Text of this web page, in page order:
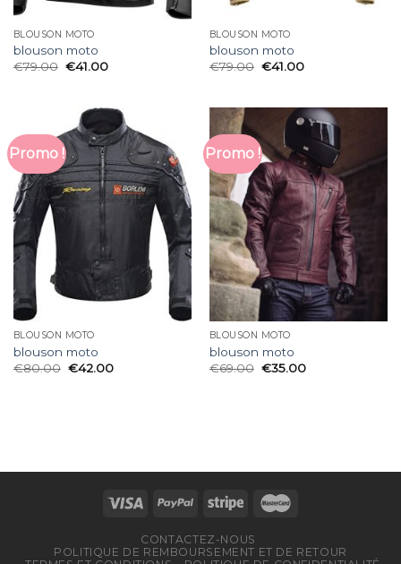
BLOUSON MOTO
blouson moto
€79.00 €41.00
BLOUSON MOTO
blouson moto
€79.00 €41.00
Promo !
BLOUSON MOTO
blouson moto
€80.00 €42.00
Promo !
BLOUSON MOTO
blouson moto
€69.00 €35.00
CONTACTEZ-NOUS
POLITIQUE DE REMBOURSEMENT ET DE RETOUR